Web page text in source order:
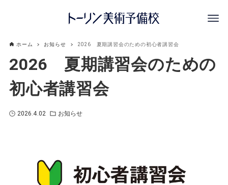
ホーム お知らせ 2026 夏期講習会のための初心者講習会
2026 夏期講習会のための
初心者講習会
2026.4.02 お知らせ